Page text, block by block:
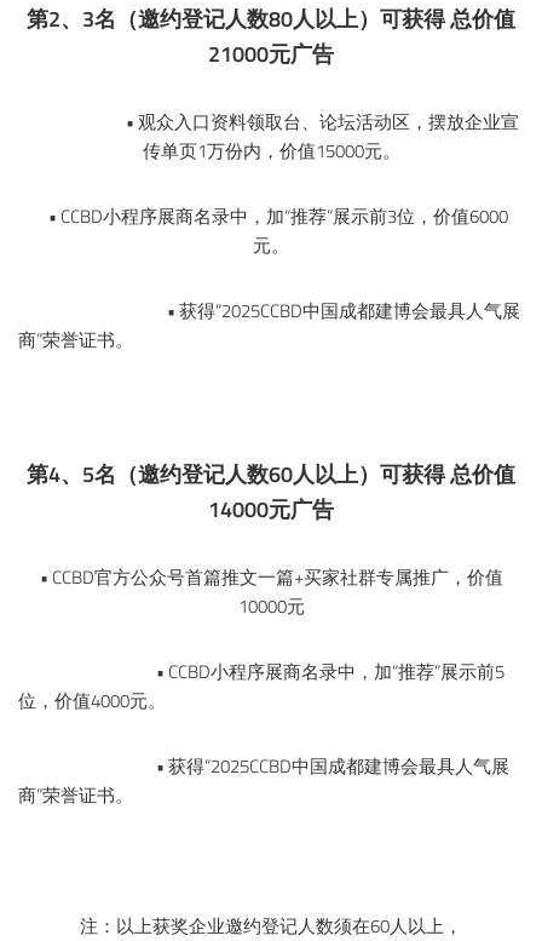
第2、3名（邀约登记人数80人以上）可获得 总价值
21000元广告
• 观众入口资料领取台、论坛活动区，摆放企业宣
传单页1万份内，价值15000元。
• CCBD小程序展商名录中，加“推荐”展示前3位，价值6000
元。
• 获得“2025CCBD中国成都建博会最具人气展
商”荣誉证书。
第4、5名（邀约登记人数60人以上）可获得 总价值
14000元广告
• CCBD官方公众号首篇推文一篇+买家社群专属推广，价值
10000元
• CCBD小程序展商名录中，加“推荐”展示前5
位，价值4000元。
• 获得“2025CCBD中国成都建博会最具人气展
商”荣誉证书。
注：以上获奖企业邀约登记人数须在60人以上，